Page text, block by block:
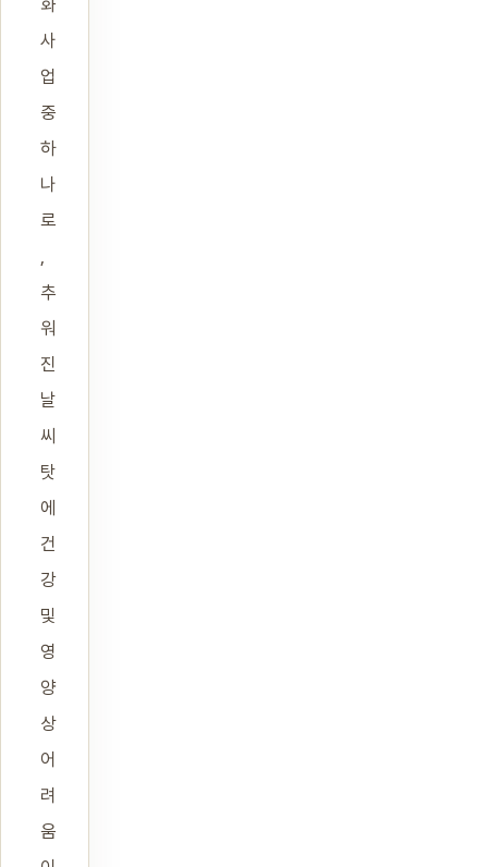
화
사
업
중
하
나
로
,
추
워
진
날
씨
탓
에
건
강
및
영
양
상
어
려
움